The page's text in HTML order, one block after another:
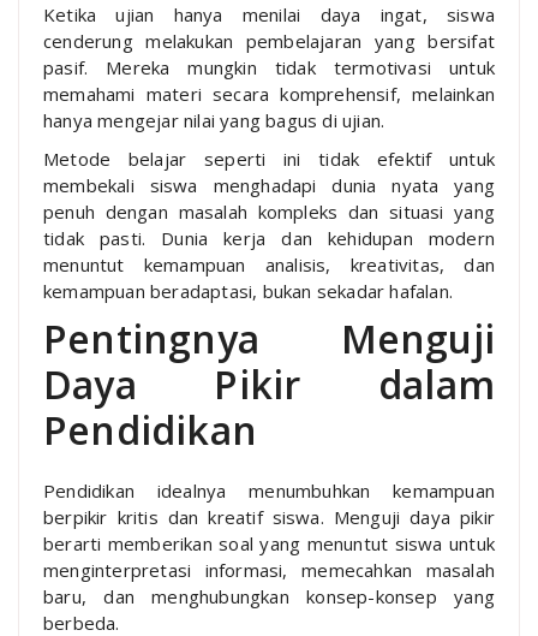
Ketika ujian hanya menilai daya ingat, siswa
cenderung melakukan pembelajaran yang bersifat
pasif. Mereka mungkin tidak termotivasi untuk
memahami materi secara komprehensif, melainkan
hanya mengejar nilai yang bagus di ujian.
Metode belajar seperti ini tidak efektif untuk
membekali siswa menghadapi dunia nyata yang
penuh dengan masalah kompleks dan situasi yang
tidak pasti. Dunia kerja dan kehidupan modern
menuntut kemampuan analisis, kreativitas, dan
kemampuan beradaptasi, bukan sekadar hafalan.
Pentingnya Menguji
Daya Pikir dalam
Pendidikan
Pendidikan idealnya menumbuhkan kemampuan
berpikir kritis dan kreatif siswa. Menguji daya pikir
berarti memberikan soal yang menuntut siswa untuk
menginterpretasi informasi, memecahkan masalah
baru, dan menghubungkan konsep-konsep yang
berbeda.